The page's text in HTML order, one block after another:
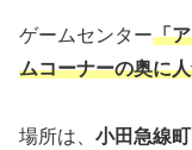
ゲームセンター「
ムコーナーの奥に
場所は、 小田急線